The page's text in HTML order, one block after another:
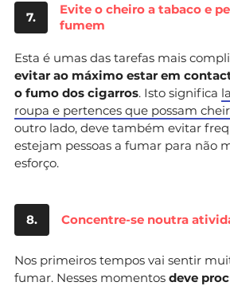
7.
Evite o cheiro a tabaco e
fumem
Esta é umas das tarefas mais
evitar ao máximo estar em
o fumo dos cigarros. Isto significa
roupa e pertences que possam
outro lado, deve também evitar
estejam pessoas a fumar para não
esforço.
8. Concentre-se noutra
Nos primeiros tempos vai sentir
fumar. Nesses momentos deve